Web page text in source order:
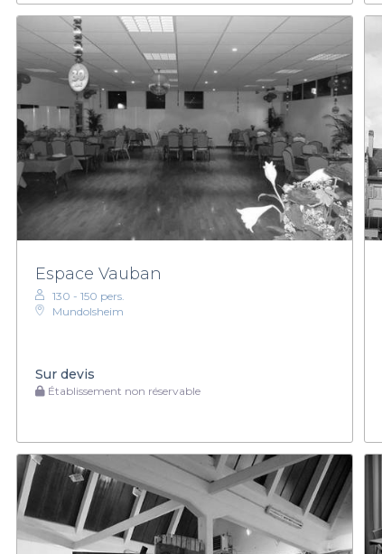
Espace Vauban
130 - 150 pers.
Mundolsheim
Sur devis
Établissement non réservable